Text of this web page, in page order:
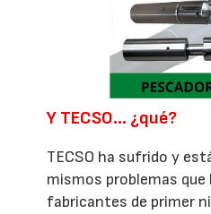
Y TECSO… ¿qué?
TECSO ha sufrido y
mismos problemas que
fabricantes de primer